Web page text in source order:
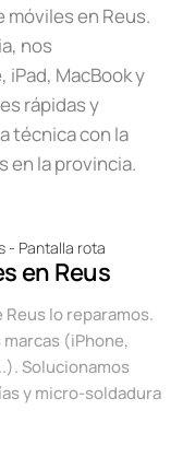
móviles en Reus.
nos
iPad, MacBook y
rápidas y
técnica con la
en la provincia.
en Reus
Reus lo reparamos.
(iPhone,
Solucionamos
y micro-soldadura